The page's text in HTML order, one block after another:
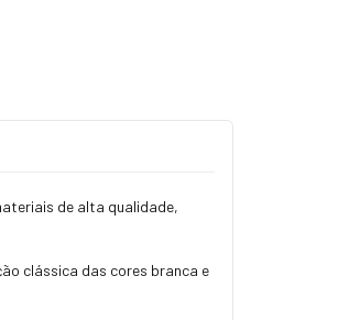
de alta qualidade,
clássica das cores branca e